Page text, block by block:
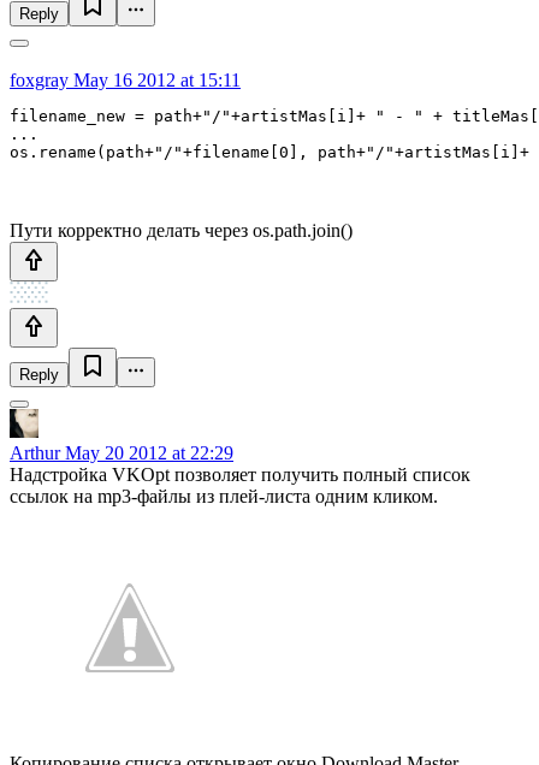
Reply
foxgray May 16 2012 at 15:11
filename_new = path+"/"+artistMas[i]+ " - " +
...
Пути корректно делать через os.path.join()
Reply
ArthurMay 20 2012 at 22:29
Надстройка VKOpt позволяет получить полный список
ссылок на mp3-файлы из плей-листа одним кликом.